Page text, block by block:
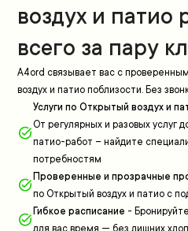
воздух и патио
всего за пару
A4ord связывает вас с
воздух и патио поблизости. Без
Услуги по Открытый воздух и
От регулярных и разовых услуг
патио-работ – найдите
потребностям
Проверенные и прозрачные
по Открытый воздух и патио с
Гибкое расписание -
для вас время — без лишних